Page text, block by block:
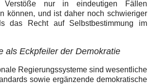
Verstöße nur in eindeutigen Fällen
können, und ist daher noch schwieriger
das Recht auf Selbstbestimmung im
als Eckpfeiler der Demokratie
Regierungssysteme sind wesentliche
sowie ergänzende demokratische